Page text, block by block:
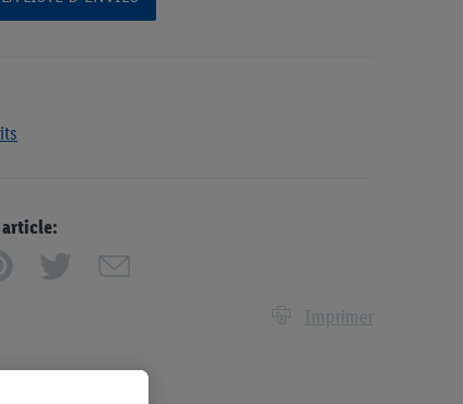
article:
Imprimer